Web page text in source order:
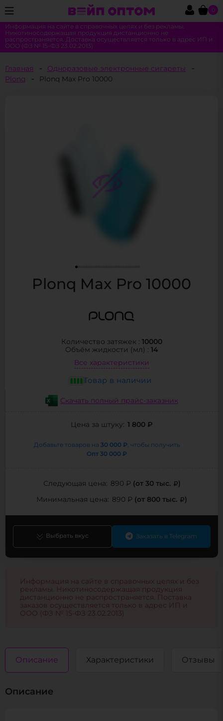
0
Информация на сайте в справочных целях и без рекламы.
Никотиносодержащая продукция дистанционно не
распространяется. Доставка осуществляется только в адрес ИП и
ООО (ФЗ № 15-ФЗ 23.02.2013)
Главная
Одноразовые электронные сигареты
Plonq
Plonq Max Pro 10000
Plonq Max Pro 10000
Количество затяжек : 10000
Объём жидкости (мл) : 14
Все характеристики
Товар в наличии
Скачать полный прайс-заказник
Цена за штуку: 1 800 ₽
Добавьте товаров на 30 000 ₽, чтобы получить
Опт30 000 ₽
Следующая цена: 890 ₽ (от 30 тыс. )
Минимальная цена: 890 ₽ (от 800 тыс. )
Выбрать вкус Заказать в Telegram
Информация на сайте в справочных целях и без
рекламы. Никотиносодержащая продукция
дистанционно не распространяется. Поставка
заказов осуществляется только в адрес ИП и
ООО (ФЗ № 15-ФЗ 23.02.2013)
Описание Характеристики Отзывы
Описание